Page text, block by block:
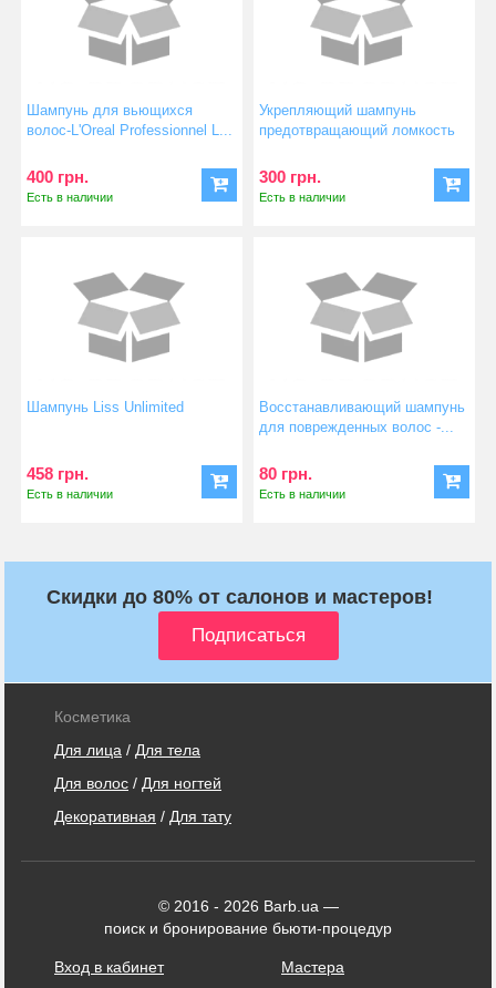
Шампунь для вьющихся
волос-L'Oreal Professionnel L...
400 грн.
Есть в наличии
Укрепляющий шампунь
предотвращающий ломкость
300 грн.
Есть в наличии
Шампунь Liss Unlimited
458 грн.
Есть в наличии
Восстанавливающий шампунь
для поврежденных волос -...
80 грн.
Есть в наличии
Скидки до 80% от салонов и мастеров!
Косметика
Для лица / Для тела
Для волос / Для ногтей
Декоративная / Для тату
© 2016 - 2026 Barb.ua —
поиск и бронирование бьюти-процедур
Вход в кабинет Мастера